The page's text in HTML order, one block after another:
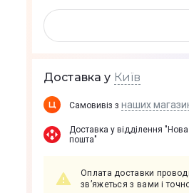
Доставка у Київ
Самовивіз з наших
Доставка у вiддiлення "Нова
пошта"
Оплата доставки
зв’яжеться з вами і